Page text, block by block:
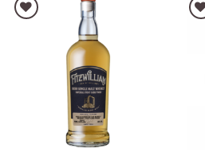
AJOUTER À LA LISTE D'ENVIES